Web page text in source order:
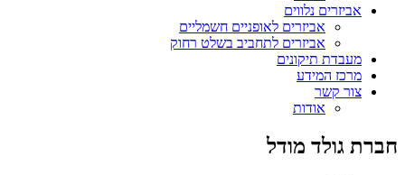
אביזרים נלווים
אביזרים לאופניים חשמליים
אביזרים לתחביב בשלט רחוק
מעבדת תיקונים
מרכז המידע
צור קשר
אודות
חברת גולד מודל